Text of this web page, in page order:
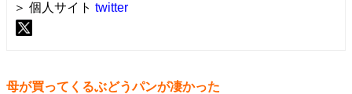
＞ 個人サイト twitter
母が買ってくるぶどうパンが凄かった